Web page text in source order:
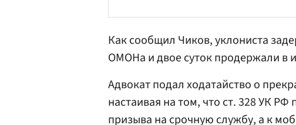
Как сообщил Чиков, уклониста
ОМОНа и двое суток продержали в
Адвокат подал ходатайство о
настаивая на том, что ст. 328 УК
призыва на срочную службу, а к